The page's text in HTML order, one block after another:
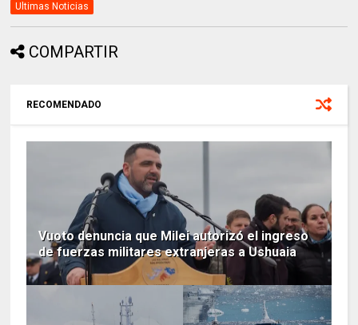
Ultimas Noticias
COMPARTIR
RECOMENDADO
Vuoto denuncia que Milei autorizó el ingreso
de fuerzas militares extranjeras a Ushuaia